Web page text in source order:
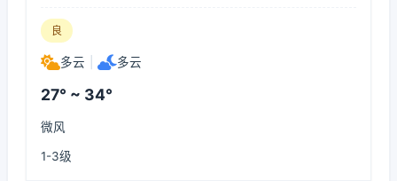
良
多云 多云
27° ~ 34°
微风
1-3级